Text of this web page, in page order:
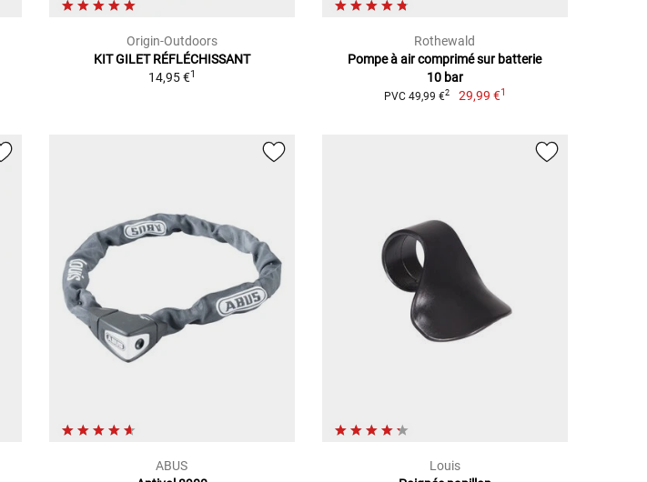
Origin-Outdoors
KIT GILET RÉFLÉCHISSANT
14,95 €1
Rothewald
Pompe à air comprimé sur batterie
10 bar
PVC 49,99 €2 29,99 €1
ABUS
Louis